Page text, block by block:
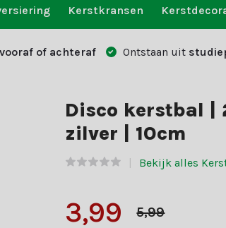
Kerstkransen
vooraf of achteraf Ontstaan uit
Disco kerstbal |
zilver | 10cm
Bekijk alles
3,99 5,99